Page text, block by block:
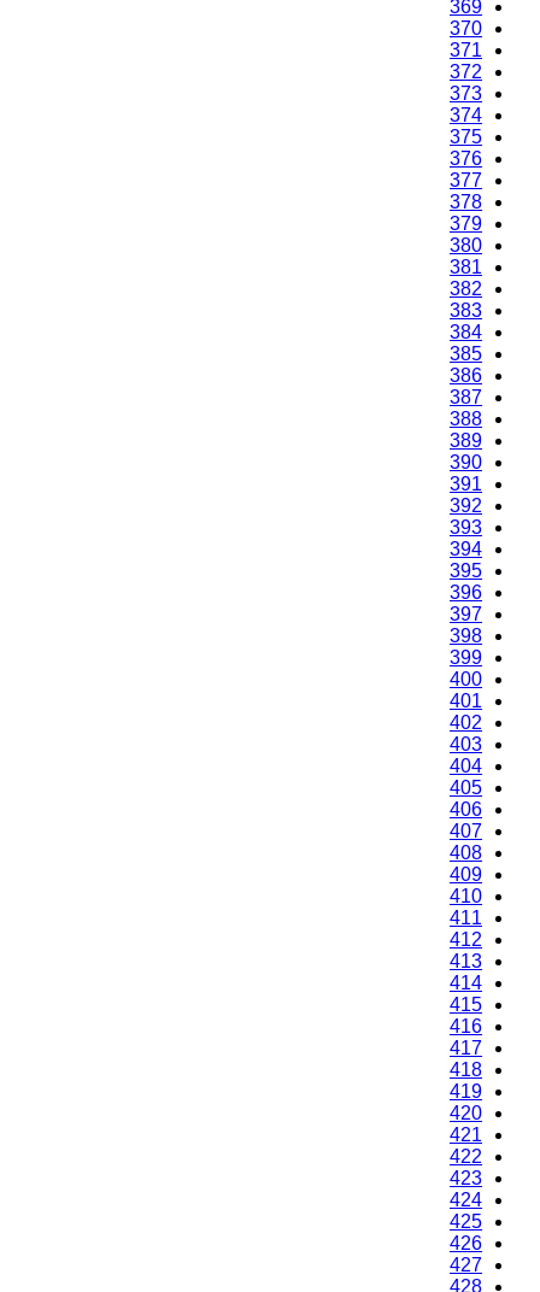
369
370
371
372
373
374
375
376
377
378
379
380
381
382
383
384
385
386
387
388
389
390
391
392
393
394
395
396
397
398
399
400
401
402
403
404
405
406
407
408
409
410
411
412
413
414
415
416
417
418
419
420
421
422
423
424
425
426
427
428